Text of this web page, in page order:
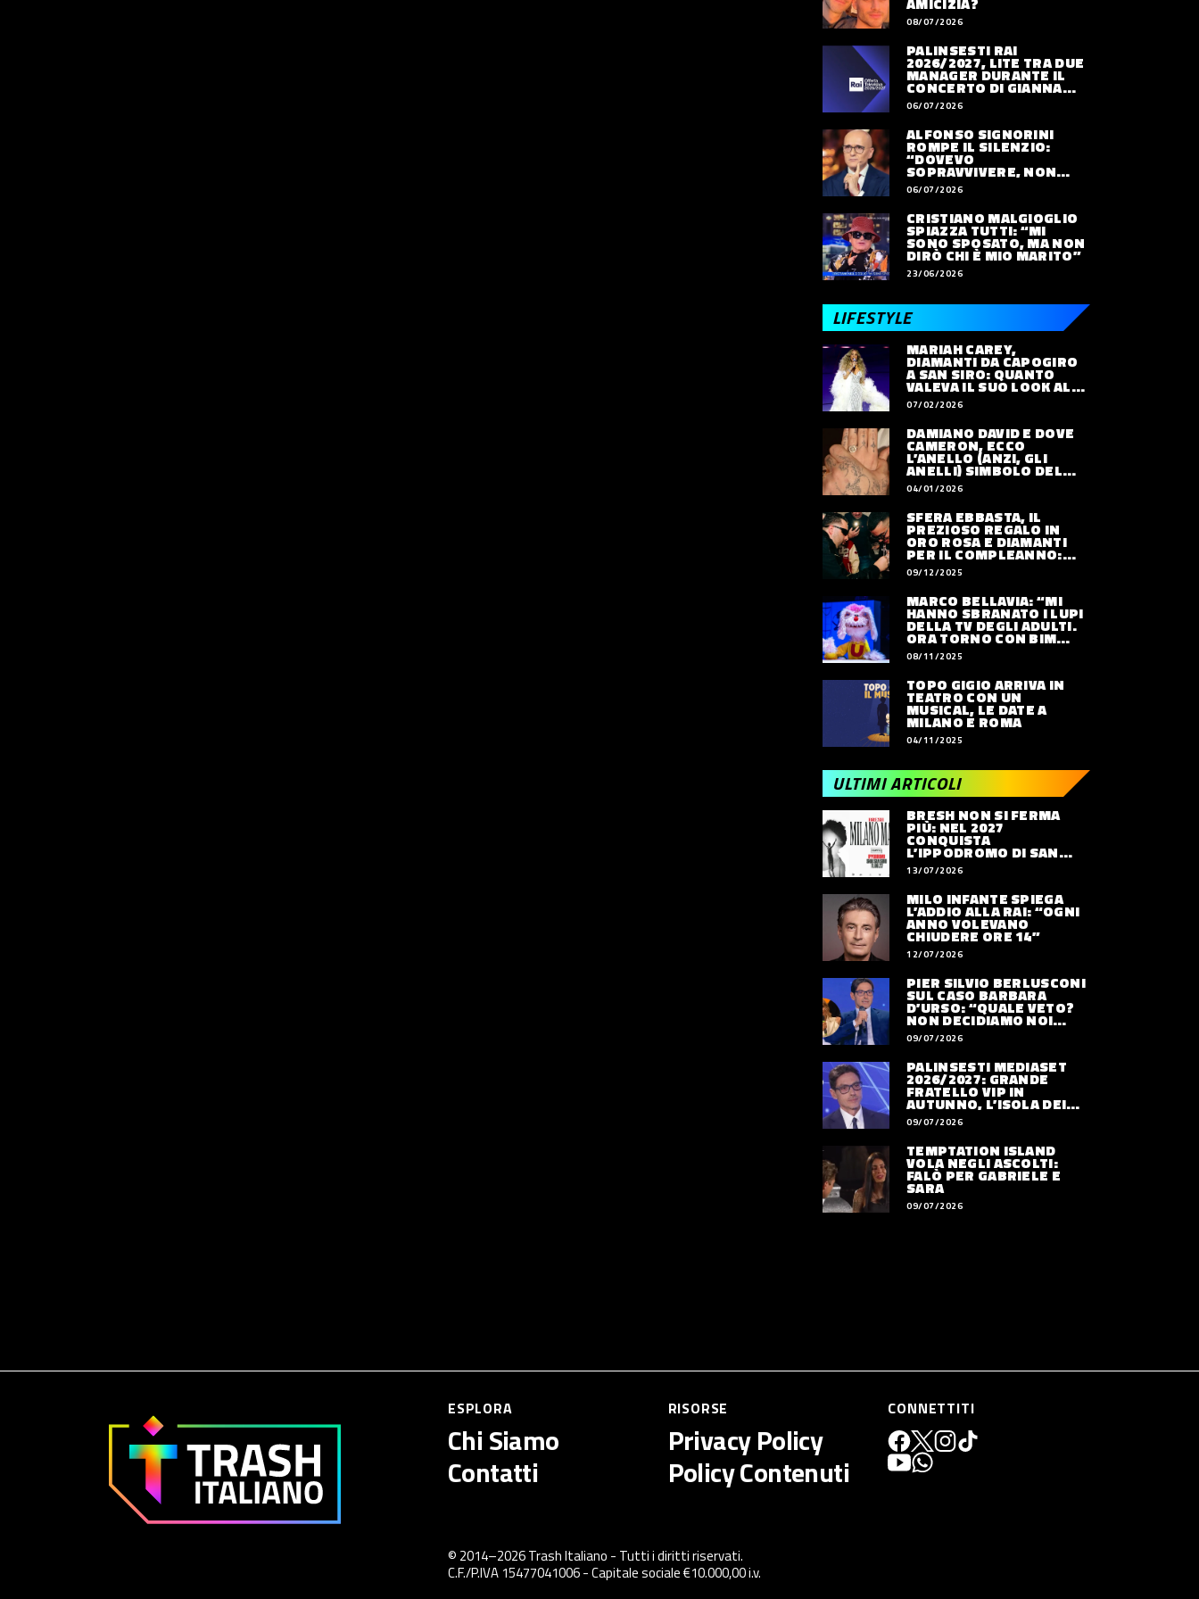
08/07/2026
PALINSESTI RAI
2026/2027, LITE TRA DUE
MANAGER DURANTE IL
CONCERTO DI GIANNA
NANNINI
06/07/2026
ALFONSO SIGNORINI
ROMPE IL SILENZIO:
“DOVEVO
SOPRAVVIVERE, NON
VIVERE”
06/07/2026
CRISTIANO MALGIOGLIO
SPIAZZA TUTTI: “MI
SONO SPOSATO, MA NON
DIRÒ CHI È MIO MARITO”
23/06/2026
LIFESTYLE
MARIAH CAREY,
DIAMANTI DA CAPOGIRO
A SAN SIRO: QUANTO
VALEVA IL SUO LOOK ALLE
OLIMPIADI
07/02/2026
DAMIANO DAVID E DOVE
CAMERON, ECCO
L’ANELLO (ANZI, GLI
ANELLI) SIMBOLO DEL
LORO AMORE
04/01/2026
SFERA EBBASTA, IL
PREZIOSO REGALO IN
ORO ROSA E DIAMANTI
PER IL COMPLEANNO:
QUANTO VALE
09/12/2025
MARCO BELLAVIA: “MI
HANNO SBRANATO I LUPI
DELLA TV DEGLI ADULTI.
ORA TORNO CON BIM
BUM BAM PARTY”
08/11/2025
TOPO GIGIO ARRIVA IN
TEATRO CON UN
MUSICAL, LE DATE A
MILANO E ROMA
04/11/2025
ULTIMI ARTICOLI
BRESH NON SI FERMA
PIÙ: NEL 2027
CONQUISTA
L’IPPODROMO DI SAN
SIRO CON “MILANO
MAREA”
13/07/2026
MILO INFANTE SPIEGA
L’ADDIO ALLA RAI: “OGNI
ANNO VOLEVANO
CHIUDERE ORE 14”
12/07/2026
PIER SILVIO BERLUSCONI
SUL CASO BARBARA
D’URSO: “QUALE VETO?
NON DECIDIAMO NOI
DOVE LAVORERÀ”
09/07/2026
PALINSESTI MEDIASET
2026/2027: GRANDE
FRATELLO VIP IN
AUTUNNO, L’ISOLA DEI
FAMOSI SLITTA AL 2027
09/07/2026
TEMPTATION ISLAND
VOLA NEGLI ASCOLTI:
FALÒ PER GABRIELE E
SARA
09/07/2026
ESPLORA
Chi Siamo
Contatti
RISORSE
Privacy Policy
Policy Contenuti
CONNETTITI
© 2014–2026Trash Italiano - Tutti i diritti riservati.
C.F./P.IVA 15477041006 - Capitale sociale €10.000,00 i.v.